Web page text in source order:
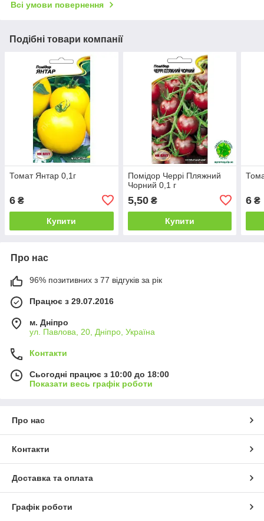
Всі умови повернення
Подібні товари компанії
Томат Янтар 0,1г
6 ₴
Купити
Помідор Черрі Пляжний
Чорний 0,1 г
5,50₴
Купити
6 ₴
Про нас
96% позитивних з 77 відгуків за рік
Працює з 29.07.2016
м. Дніпро
ул. Павлова, 20, Дніпро, Україна
Контакти
Сьогодні працює з 10:00 до 18:00
Показати весь графік роботи
Про нас
Контакти
Доставка та оплата
Графік роботи